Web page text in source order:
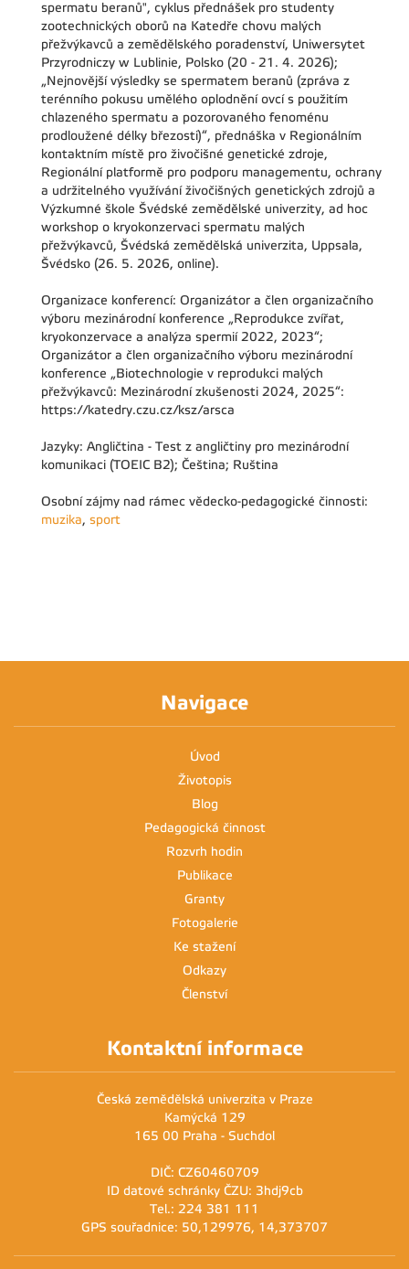
spermatu beranů", cyklus přednášek pro studenty
zootechnických oborů na Katedře chovu malých
přežvýkavců a zemědělského poradenství, Uniwersytet
Przyrodniczy w Lublinie, Polsko (20 - 21. 4. 2026);
„Nejnovější výsledky se spermatem beranů (zpráva z
terénního pokusu umělého oplodnění ovcí s použitím
chlazeného spermatu a pozorovaného fenoménu
prodloužené délky březosti)“, přednáška v Regionálním
kontaktním místě pro živočišné genetické zdroje,
Regionální platformě pro podporu managementu, ochrany
a udržitelného využívání živočišných genetických zdrojů a
Výzkumné škole Švédské zemědělské univerzity, ad hoc
workshop o kryokonzervaci spermatu malých
přežvýkavců, Švédská zemědělská univerzita, Uppsala,
Švédsko (26. 5. 2026, online).
Organizace konferencí: Organizátor a člen organizačního
výboru mezinárodní konference „Reprodukce zvířat,
kryokonzervace a analýza spermií 2022, 2023“;
Organizátor a člen organizačního výboru mezinárodní
konference „Biotechnologie v reprodukci malých
přežvýkavců: Mezinárodní zkušenosti 2024, 2025“:
https://katedry.czu.cz/ksz/arsca
Jazyky: Angličtina - Test z angličtiny pro mezinárodní
komunikaci (TOEIC B2); Čeština; Ruština
Osobní zájmy nad rámec vědecko-pedagogické činnosti:
muzika, sport
Navigace
Úvod
Životopis
Blog
Pedagogická činnost
Rozvrh hodin
Publikace
Granty
Fotogalerie
Ke stažení
Odkazy
Členství
Kontaktní informace
Česká zemědělská univerzita v Praze
Kamýcká 129
165 00 Praha - Suchdol
DIČ: CZ60460709
ID datové schránky ČZU: 3hdj9cb
Tel.: 224 381 111
GPS souřadnice: 50,129976, 14,373707